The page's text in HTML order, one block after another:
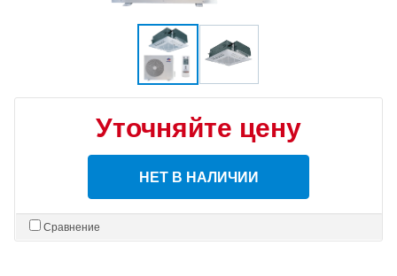
Уточняйте цену
НЕТ В НАЛИЧИИ
Сравнение